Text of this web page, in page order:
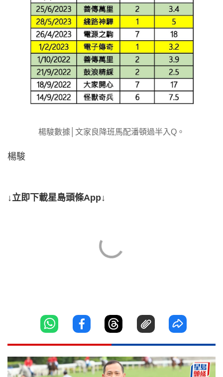
楊駿數據│文家良降班馬配潘頓過半入Q。
楊駿
↓立即下載星島頭條App↓